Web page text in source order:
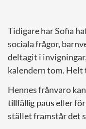
Tidigare har Sofia
sociala frågor,
deltagit i
kalendern tom. Helt
Hennes frånvaro
tillfällig pauseller
stället framstår det